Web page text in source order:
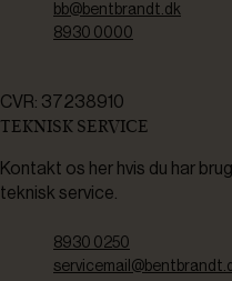
bb@bentbrandt.dk
8930 0000
CVR: 37238910
TEKNISK SERVICE
Kontakt os her hvis du har
teknisk service.
8930 0250